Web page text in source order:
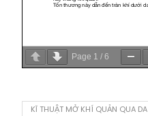
Page 1 / 6
KĨ THUẬT MỞ KHÍ QUẢN QUA DA